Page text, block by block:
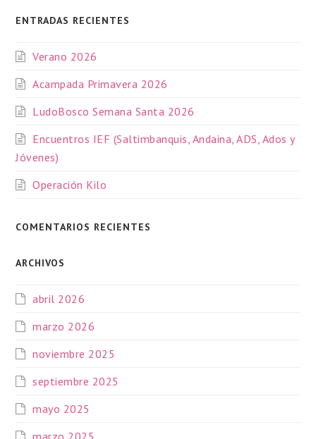
ENTRADAS RECIENTES
Verano 2026
Acampada Primavera 2026
LudoBosco Semana Santa 2026
Encuentros IEF (Saltimbanquis, Andaina, ADS, Ados y
Jóvenes)
Operación Kilo
COMENTARIOS RECIENTES
ARCHIVOS
abril 2026
marzo 2026
noviembre 2025
septiembre 2025
mayo 2025